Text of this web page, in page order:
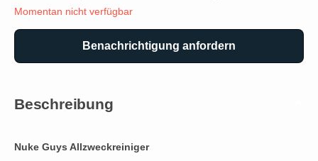
Momentan nicht verfügbar
Benachrichtigung anfordern
Beschreibung
Nuke Guys Allzweckreiniger